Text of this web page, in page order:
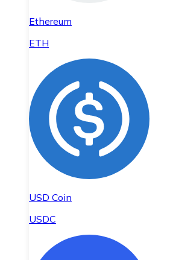
Ethereum
ETH
USD Coin
USDC